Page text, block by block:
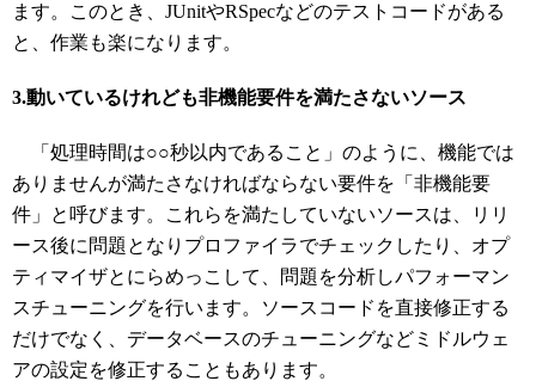
ます。このとき、JUnitやRSpecなどのテストコードがある
と、作業も楽になります。
3.動いているけれども非機能要件を満たさないソース
「処理時間は○○秒以内であること」のように、機能では
ありませんが満たさなければならない要件を「非機能要
件」と呼びます。これらを満たしていないソースは、リリ
ース後に問題となりプロファイラでチェックしたり、オプ
ティマイザとにらめっこして、問題を分析しパフォーマン
スチューニングを行います。ソースコードを直接修正する
だけでなく、データベースのチューニングなどミドルウェ
アの設定を修正することもあります。